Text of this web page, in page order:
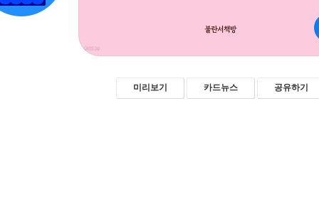
미리보기 카드뉴스 공유하기